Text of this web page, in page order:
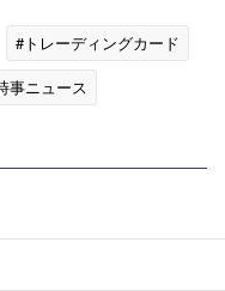
#トレーディングカード
事ニュース